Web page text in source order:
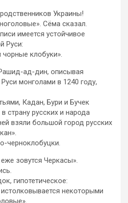
Украины!
Сёма сказал.
имеется устойчивое
Руси:
чорные клобуки».
ад-дин, описывая
монголами в 1240 году,
Кадан, Бури и Бучек
страну русских и народа
взяли большой город русских
черноклобуцки.
зовутся Черкасы».
гипотетическое:
некоторыми